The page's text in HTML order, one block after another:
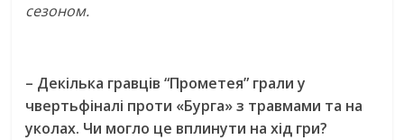
сезоном.
– Декілька гравців “Прометея” грали у
чвертьфіналі проти «Бурга» з травмами та на
уколах. Чи могло це вплинути на хід гри?